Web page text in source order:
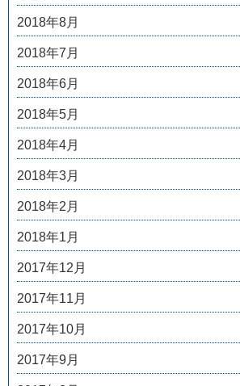
2018年8月
2018年7月
2018年6月
2018年5月
2018年4月
2018年3月
2018年2月
2018年1月
2017年12月
2017年11月
2017年10月
2017年9月